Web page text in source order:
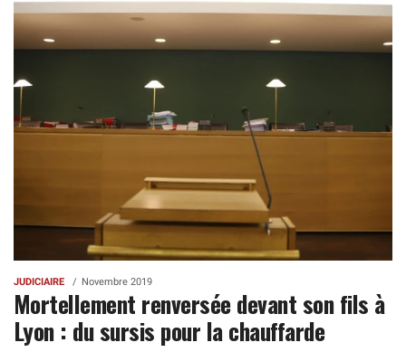
JUDICIAIRE Novembre 2019
Mortellement renversée devant son fils à
Lyon : du sursis pour la chauffarde